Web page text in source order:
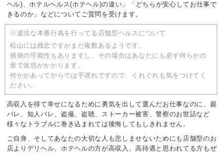
ヘル)、ホテルヘルス(ホテヘル)の違い」
「どちらが安心してお仕事で
きるのか」などについてご質問を受けます。
※ 違法な本番行為を行ってる店舗型ヘルスについて
松山には残念ですがまだ複数あるようです。
摘発の可能性もありますし、その場合はあなたにも必ず何らかの
形で迷惑がかかります。
何かがあってからでは手遅れですので、くれぐれも気をつけてく
ださい。
高収入を得て幸せになるために勇気を出して選んだお仕事なのに、 親
バレ、知人バレ、盗撮、盗聴、ストーカー被害、警察のお世話など
様々なトラブルに巻き込まれては後悔してもしきれません。
ご自身、そしてあなたの大切な人も悲しませないためにも 店舗型のお
店よりデリヘル、ホテヘルの方が高収入、高待遇と思われてる方もぜ